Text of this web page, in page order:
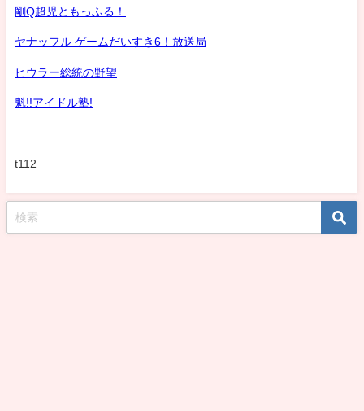
剛Q超児ともっふる！
ヤナッフル ゲームだいすき6！放送局
ヒウラー総統の野望
魁!!アイドル塾!
t112